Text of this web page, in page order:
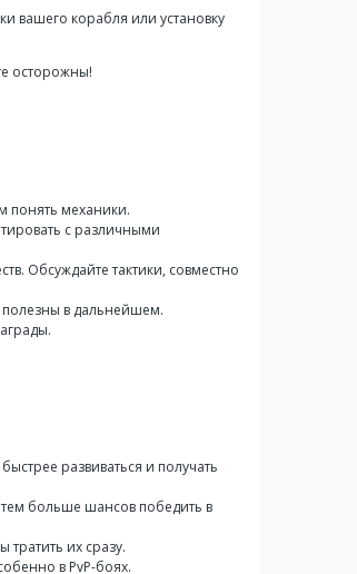
вашего корабля или установку
осторожны!
понять механики.
с различными
Обсуждайте тактики, совместно
полезны в дальнейшем.
развиваться и получать
больше шансов победить в
их сразу.
в PvP-боях.